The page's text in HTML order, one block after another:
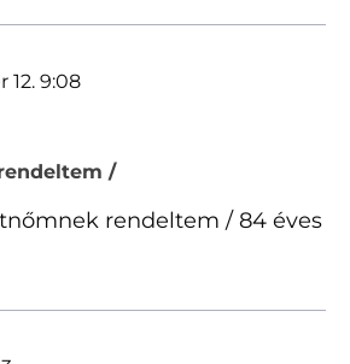
12. 9:08
besorolásával
/
rendeltem / 84 éves